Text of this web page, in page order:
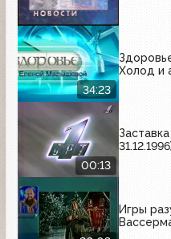
34:23
Холод и
00:13
Игры